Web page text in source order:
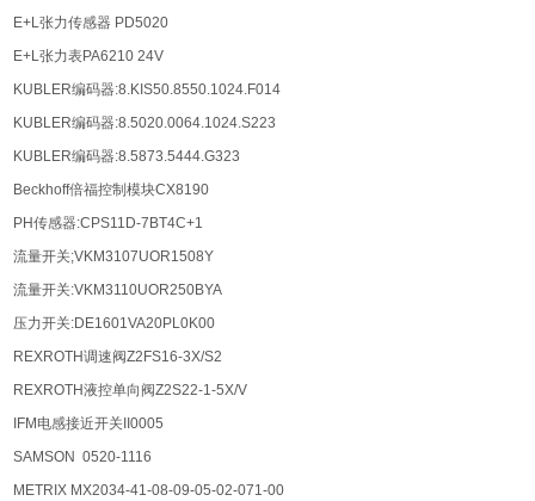
E+L张力传感器 PD5020
E+L张力表PA6210 24V
KUBLER编码器:8.KIS50.8550.1024.F014
KUBLER编码器:8.5020.0064.1024.S223
KUBLER编码器:8.5873.5444.G323
Beckhoff倍福控制模块CX8190
PH传感器:CPS11D-7BT4C+1
流量开关;VKM3107UOR1508Y
流量开关:VKM3110UOR250BYA
压力开关:DE1601VA20PL0K00
REXROTH调速阀Z2FS16-3X/S2
REXROTH液控单向阀Z2S22-1-5X/V
IFM电感接近开关II0005
SAMSON 0520-1116
METRIX MX2034-41-08-09-05-02-071-00